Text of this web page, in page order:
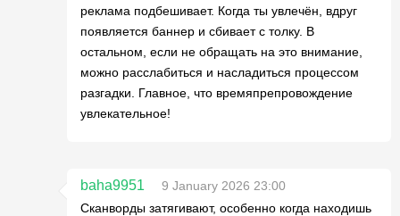
реклама подбешивает. Когда ты увлечён, вдруг
появляется баннер и сбивает с толку. В
остальном, если не обращать на это внимание,
можно расслабиться и насладиться процессом
разгадки. Главное, что времяпрепровождение
увлекательное!
baha9951
9 January 2026 23:00
Сканворды затягивают, особенно когда находишь